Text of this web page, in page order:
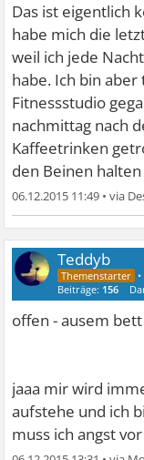
Das ist eigentlich
habe mich die
weil ich jede
habe. Ich bin
Fitnessstudio
nachmittag nach
Kaffeetrinken
den Beinen
06.12.2015 11:49 •
Teddyb
•
Beiträge: 156
offen - ausem
jaaa mir wird
aufstehe und ich
muss ich angst